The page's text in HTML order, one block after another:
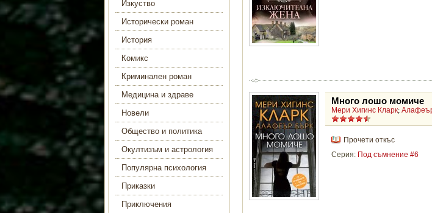
Изкуство
Исторически роман
История
Комикс
Криминален роман
Медицина и здраве
Новели
Общество и политика
Окултизъм и астрология
Популярна психология
Приказки
Приключения
Много лошо момиче
Мери Хигинс Кларк;
Прочети откъс
Серия: Под съмнение #6